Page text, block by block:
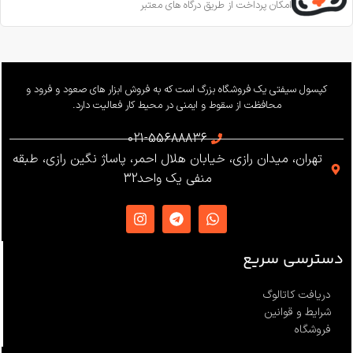
ساخت ترکیه
وزن 655 گرم
استاندارد
EN12841 ،EN341 ،ANSI Z359
،NFPA1983
ساخت
امکان پرداخت از طریق درگاه های معتبر
کپسول سیفتی یک فروشگاه بزرگ است که به فروش ابزار های صعود و فرود و
محافظت از سقوط و ایمنی در محیط کار فعالیت دارد.
021-55688836
تهران، میدان رازی، خیابان هلال احمر، پاساژ نگین رازی، طبقه
منفی یک واحد32
دسترسی سریع
دریافت کاتالوگ
شرایط و قوانین
فروشگاه